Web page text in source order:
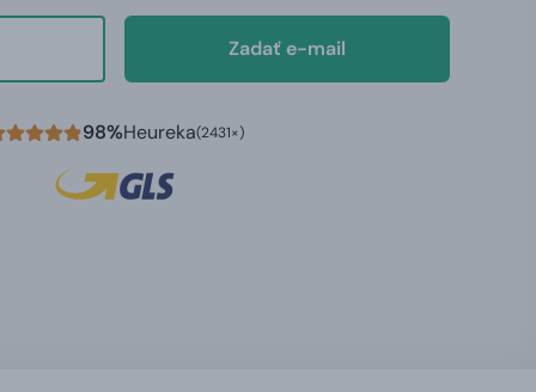
Zadať e-mail
98%Heureka(2431×)